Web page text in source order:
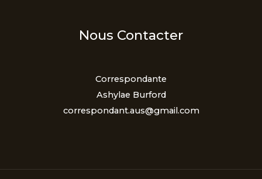
Nous Contacter
Correspondante
Ashylae Burford
correspondant.aus@gmail.com